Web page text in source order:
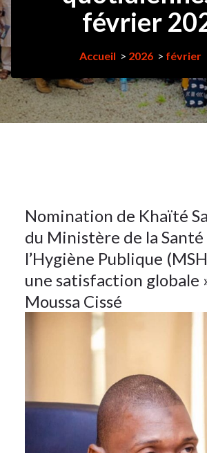
février
Accueil > 2026> février
7
7Fév
2026
Nomination de Khaïté
du Ministère de la
l’Hygiène Publique
une satisfaction globale
Moussa Cissé